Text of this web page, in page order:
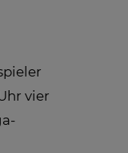
vier